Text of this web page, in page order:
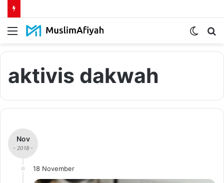
Menu
Switch
aktivis dakwah
Nov
- 2018 -
18 November